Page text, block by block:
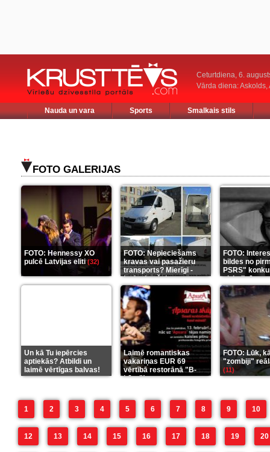
Ceturtdiena, 6.
Vārda diena: Askolds,
Nauda un vara Sports Smalkais stils
FOTO GALERIJAS
FOTO: Hennessy XO
pulcē Latvijas eliti(32)
FOTO: Nepieciešams
kravas vai pasažieru
transports? Mierīgi -
ieskaties šeit(35)
FOTO:
bildes no
PSRS"
aizkulisēm
Un kā Tu iepērcies
aptiekās? Atbildi un
laimē vērtīgas balvas!
(2)
Laimē romantiskas
vakariņas EUR 69
vērtībā restorānā "B-
bārs"!
FOTO: Lūk,
"zombiji"
(11)
1 2 3 4 5 6 7 8 9 10
12 13 14 15 16 17 18 19 20